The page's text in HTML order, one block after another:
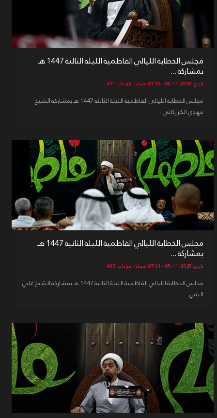
مجلس الخطابة الليالي الفاطمية الليلة الثالثة 1447 هـ
بمشاركة ...
تاريخ: 2025-11-05 - 07:35 مساءً - قراءات: 471
مجلس الخطابة الليالي الفاطمية الليلة الثالثة 1447 هـ بمشاركة الشيخ
مهدي الكرزكاني...
مجلس الخطابة الليالي الفاطمية الليلة الثانية 1447 هـ
بمشاركة ...
تاريخ: 2025-11-05 - 07:31 مساءً - قراءات: 439
مجلس الخطابة الليالي الفاطمية الليلة الثانبة 1447 هـ بمشاركة الشيخ علي
البني...